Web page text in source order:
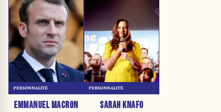
EMMANUEL MACRON
PERSONNALITÉ
SARAH KNAFO
PERSONNALITÉ